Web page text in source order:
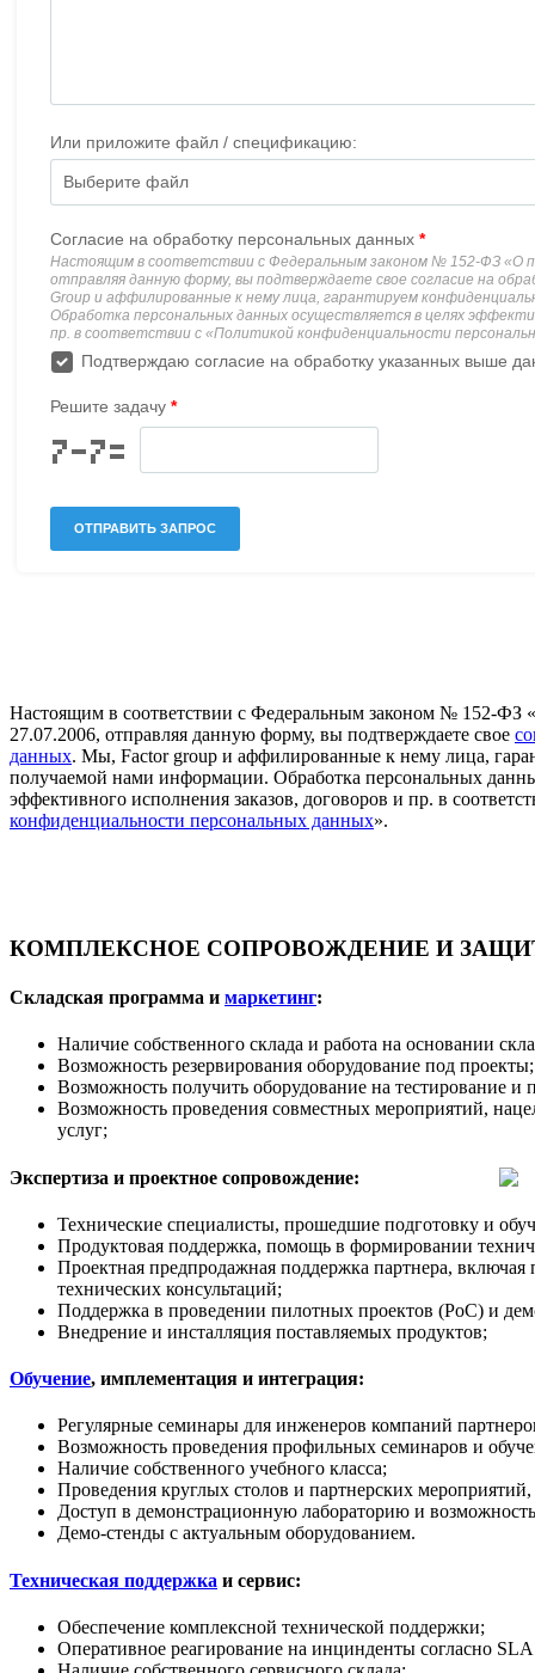
Настоящим в соответствии с Федеральным законом № 152-ФЗ
27.07.2006, отправляя данную форму, вы подтверждаете свое
данных. Мы, Factor group и аффилированные к нему лица,
получаемой нами информации. Обработка персональных
эффективного исполнения заказов, договоров и пр. в
конфиденциальности персональных данных».
КОМПЛЕКСНОЕ СОПРОВОЖДЕНИЕ И
Складская программа и маркетинг:
Наличие собственного склада и работа на основании
Возможность резервирования оборудование под проекты;
Возможность получить оборудование на тестирование и
Возможность проведения совместных мероприятий,
услуг;
Экспертиза и проектное сопровождение:
Технические специалисты, прошедшие подготовку и
Продуктовая поддержка, помощь в формировании
Проектная предпродажная поддержка партнера, включая
технических консультаций;
Поддержка в проведении пилотных проектов (PoC) и
Внедрение и инсталляция поставляемых продуктов;
Обучение, имплементация и интеграция:
Регулярные семинары для инженеров компаний
Возможность проведения профильных семинаров и
Наличие собственного учебного класса;
Проведения круглых столов и партнерских
Доступ в демонстрационную лабораторию и
Демо-стенды с актуальным оборудованием.
Техническая поддержка и сервис:
Обеспечение комплексной технической поддержки;
Оперативное реагирование на инцинденты согласно